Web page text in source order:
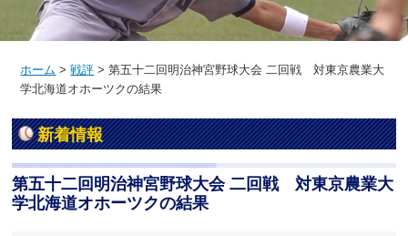
ホーム >戦評 >第五十二回明治神宮野球大会 二回戦 対東京農業大
学北海道オホーツクの結果
新着情報
第五十二回明治神宮野球大会 二回戦 対東京農業大
学北海道オホーツクの結果